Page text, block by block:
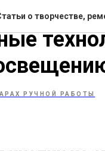
о творчестве,
РУЧНОЙ РАБОТЫ